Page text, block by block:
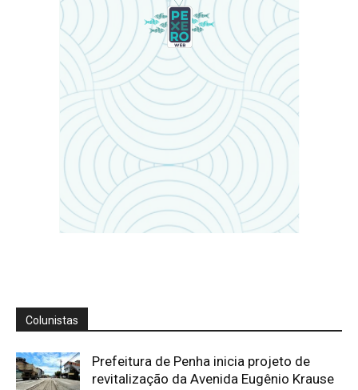
Colunistas
Prefeitura de Penha inicia projeto de
revitalização da Avenida Eugênio Krause